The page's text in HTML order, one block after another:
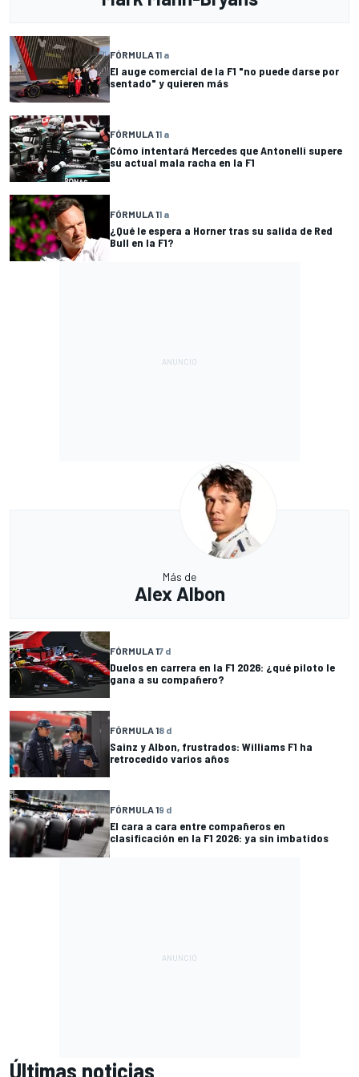
FÓRMULA 11 a
El auge comercial de la F1 "no puede darse por
sentado" y quieren más
FÓRMULA 11 a
Cómo intentará Mercedes que Antonelli supere
su actual mala racha en la F1
FÓRMULA 11 a
¿Qué le espera a Horner tras su salida de Red
Bull en la F1?
Más de
Alex Albon
FÓRMULA 17 d
Duelos en carrera en la F1 2026: ¿qué piloto le
gana a su compañero?
FÓRMULA 18 d
Sainz y Albon, frustrados: Williams F1 ha
retrocedido varios años
FÓRMULA 19 d
El cara a cara entre compañeros en
clasificación en la F1 2026: ya sin imbatidos
Últimas noticias